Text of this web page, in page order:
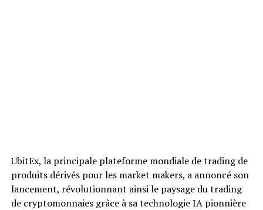
UbitEx, la principale plateforme mondiale de trading de
produits dérivés pour les market makers, a annoncé son
lancement, révolutionnant ainsi le paysage du trading
de cryptomonnaies grâce à sa technologie IA pionnière